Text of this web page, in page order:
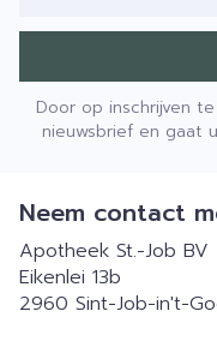
Door op inschrijven
nieuwsbrief en gaat
Neem contact
Apotheek St.-Job BV
Eikenlei 13b
2960 Sint-Job-in't-